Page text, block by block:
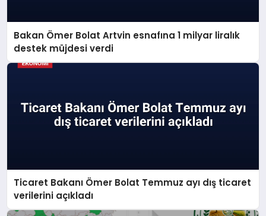
Bakan Ömer Bolat Artvin esnafına 1 milyar liralık
destek müjdesi verdi
Ticaret Bakanı Ömer Bolat Temmuz ayı dış ticaret
verilerini açıkladı